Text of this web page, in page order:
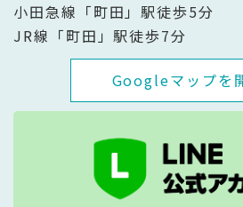
小田急線「町田」駅徒歩5分
JR線「町田」駅徒歩7分
Googleマップを